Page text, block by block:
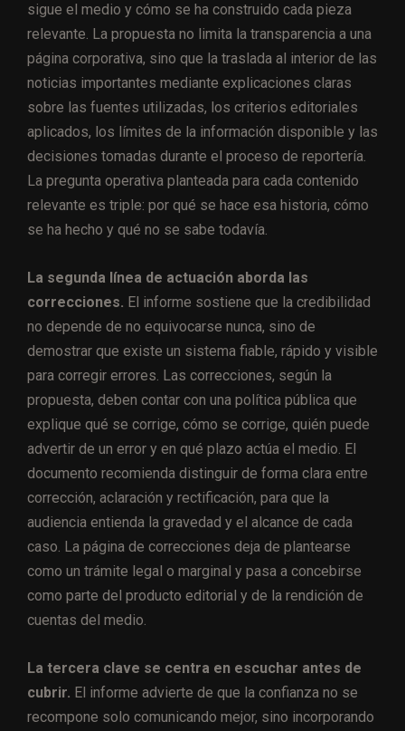
sigue el medio y cómo se ha construido cada pieza
relevante. La propuesta no limita la transparencia a una
página corporativa, sino que la traslada al interior de las
noticias importantes mediante explicaciones claras
sobre las fuentes utilizadas, los criterios editoriales
aplicados, los límites de la información disponible y las
decisiones tomadas durante el proceso de reportería.
La pregunta operativa planteada para cada contenido
relevante es triple: por qué se hace esa historia, cómo
se ha hecho y qué no se sabe todavía.
La segunda línea de actuación aborda las
correcciones. El informe sostiene que la credibilidad
no depende de no equivocarse nunca, sino de
demostrar que existe un sistema fiable, rápido y visible
para corregir errores. Las correcciones, según la
propuesta, deben contar con una política pública que
explique qué se corrige, cómo se corrige, quién puede
advertir de un error y en qué plazo actúa el medio. El
documento recomienda distinguir de forma clara entre
corrección, aclaración y rectificación, para que la
audiencia entienda la gravedad y el alcance de cada
caso. La página de correcciones deja de plantearse
como un trámite legal o marginal y pasa a concebirse
como parte del producto editorial y de la rendición de
cuentas del medio.
La tercera clave se centra en escuchar antes de
cubrir. El informe advierte de que la confianza no se
recompone solo comunicando mejor, sino incorporando